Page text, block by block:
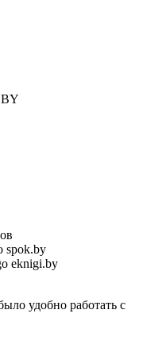
удобно работать с